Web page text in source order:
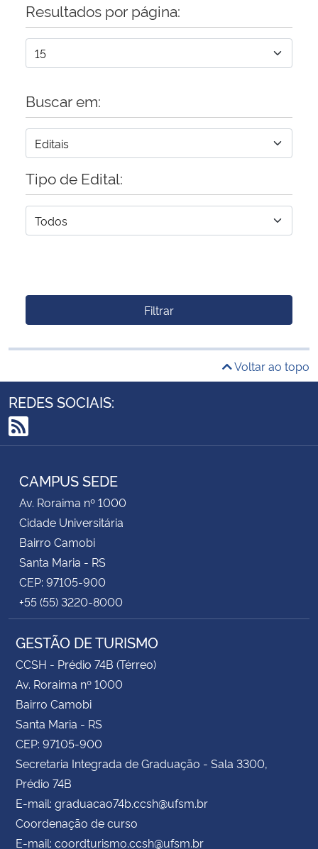
Resultados por página:
Buscar em:
Tipo de Edital:
Filtrar
Voltar ao topo
REDES SOCIAIS:
RSS
CAMPUS SEDE
Av. Roraima nº 1000
Cidade Universitária
Bairro Camobi
Santa Maria - RS
CEP: 97105-900
+55 (55) 3220-8000
GESTÃO DE TURISMO
CCSH - Prédio 74B (Térreo)
Av. Roraima nº 1000
Bairro Camobi
Santa Maria - RS
CEP: 97105-900
Secretaria Integrada de Graduação - Sala 3300,
Prédio 74B
E-mail: graduacao74b.ccsh@ufsm.br
Coordenação de curso
E-mail: coordturismo.ccsh@ufsm.br